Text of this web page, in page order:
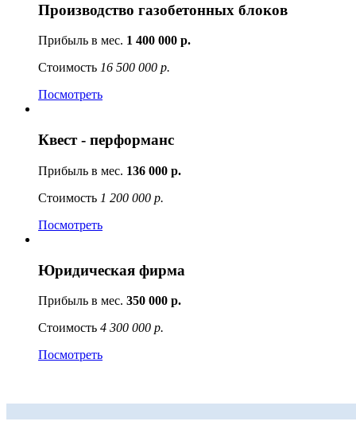
Производство газобетонных блоков
Прибыль в мес. 1 400 000 р.
Стоимость 16 500 000 р.
Посмотреть
Квест - перформанс
Прибыль в мес. 136 000 р.
Стоимость 1 200 000 р.
Посмотреть
Юридическая фирма
Прибыль в мес. 350 000 р.
Стоимость 4 300 000 р.
Посмотреть